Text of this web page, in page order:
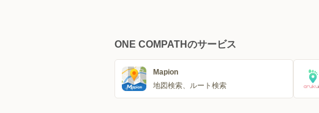
ONE COMPATHのサービス
Mapion
地図検索、ルート検索